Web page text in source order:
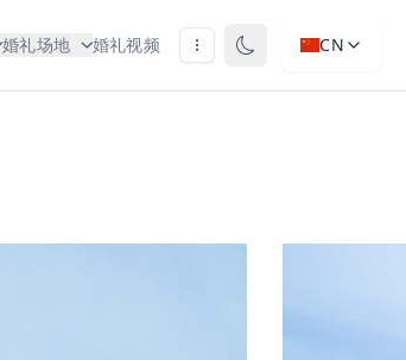
CN
婚礼场地 婚礼视频